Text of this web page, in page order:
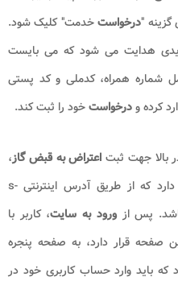
گزینه "درخواستخدمت" کلیک شود.
هدایت می شود که می بایست
شماره همراه، کدملی و کد پستی
کرده ودرخواستخود را ثبت کند.
بالا جهت ثبت اعتراض به قبض گاز،
دیگر در این زمینه وجود دارد که از طریق آدرس اینترنتی s-
ورود به سایت، کاربر با
صفحه قرار دارد، به صفحه پنجره
باید وارد حساب کاربری خود در